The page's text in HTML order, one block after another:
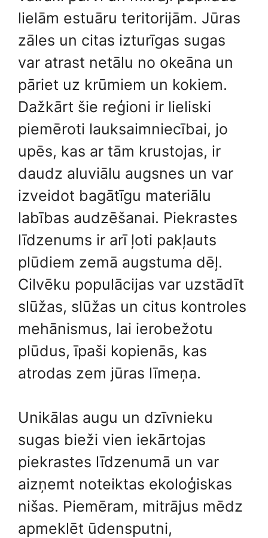
lielām estuāru teritorijām. Jūras
zāles un citas izturīgas sugas
var atrast netālu no okeāna un
pāriet uz krūmiem un kokiem.
Dažkārt šie reģioni ir lieliski
piemēroti lauksaimniecībai, jo
upēs, kas ar tām krustojas, ir
daudz aluviālu augsnes un var
izveidot bagātīgu materiālu
labības audzēšanai. Piekrastes
līdzenums ir arī ļoti pakļauts
plūdiem zemā augstuma dēļ.
Cilvēku populācijas var uzstādīt
slūžas, slūžas un citus kontroles
mehānismus, lai ierobežotu
plūdus, īpaši kopienās, kas
atrodas zem jūras līmeņa.
Unikālas augu un dzīvnieku
sugas bieži vien iekārtojas
piekrastes līdzenumā un var
aizņemt noteiktas ekoloģiskas
nišas. Piemēram, mitrājus mēdz
apmeklēt ūdensputni,